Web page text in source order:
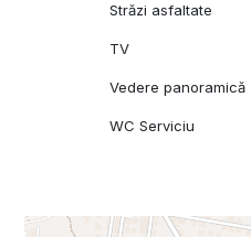
Străzi asfaltate
TV
Vedere panoramică
WC Serviciu